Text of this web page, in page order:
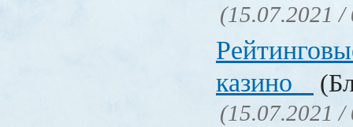
(15.07.2021 /
казино
(15.07.2021 /